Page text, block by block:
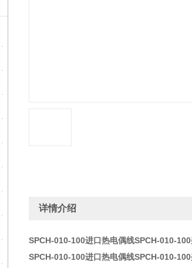
详情介绍
SPCH-010-100进口热电偶线SPCH-010-
SPCH-010-100进口热电偶线SPCH-010-